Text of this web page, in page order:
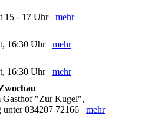
15 - 17 Uhr mehr
16:30 Uhr mehr
16:30 Uhr mehr
Gasthof "Zur Kugel",
unter 034207 72166 mehr